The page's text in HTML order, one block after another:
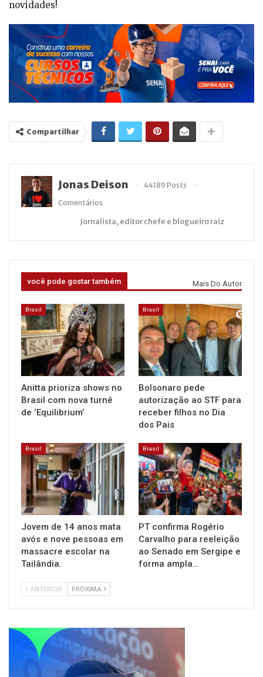
novidades!
Compartilhar
Jonas Deison
44189 Posts
Comentários
Jornalista, editor chefe e blogueiro raiz
você pode gostar também Mais Do Autor
Brasil
Anitta prioriza shows no
Brasil com nova turnê
de ‘Equilibrium’
Brasil
Bolsonaro pede
autorização ao STF para
receber filhos no Dia
dos Pais
Brasil
Jovem de 14 anos mata
avós e nove pessoas em
massacre escolar na
Tailândia.
Brasil
PT confirma Rogério
Carvalho para reeleição
ao Senado em Sergipe e
forma ampla…
ANTERIOR PRÓXIMA